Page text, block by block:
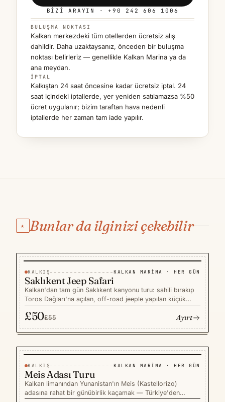
BIZI ARAYIN · +90 242 606 1006
BULUŞMA NOKTASI
Kalkan merkezdeki tüm otellerden ücretsiz alış
dahildir. Daha uzaktaysanız, önceden bir buluşma
noktası belirleriz — genellikle Kalkan Marina ya da
ana meydan.
İPTAL
Kalkıştan 24 saat öncesine kadar ücretsiz iptal. 24
saat içindeki iptallerde, yer yeniden satılamazsa %50
ücret uygulanır; bizim taraftan hava nedenli
iptallerde her zaman tam iade yapılır.
★ Bunlar da ilginizi çekebilir
−9%
TURLAR
KALKIŞ KALKAN MARINA · HER GÜN
Saklıkent Jeep Safari
Kalkan'dan tam gün Saklıkent kanyonu turu: sahili bırakıp
Toros Dağları'na açılan, off-road jeeple yapılan küçük
rehberiniz sizi Türkiye'nin en derin kanyonunun serin
götürür. Nehir üstündeki ahşap platformlarda taze ızgara
başlayan, acelesiz ve fotoğraflık bir gün.
£50£55 Ayırt
−17%
TURLAR
KALKIŞ KALKAN MARINA · HER GÜN
Meis Adası Turu
Kalkan limanından Yunanistan'ın Meis (Kastellorizo)
adasına rahat bir günübirlik kaçamak — Türkiye'den